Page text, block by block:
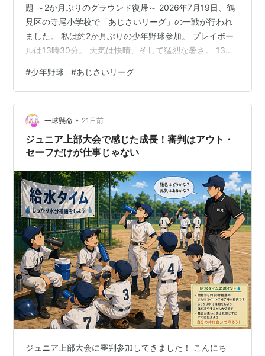
題 ～2か月ぶりのグラウンド復帰～ 2026年7月19日、鶴
見区の寺尾小学校で「あじさいリーグ」の一戦が行われ
ました。 私は約2か月ぶりの少年野球参加。 プレイボー
ルは13時30分。 天気は快晴、そして猛烈な暑さ。 13時
ら審判服は汗でびっしょりでした。 今回の対戦相手は川
崎市多摩区の堰オレンジスターさん。 遠方からお越しい
ただきありがとうございました。 私は二塁審判として参
加させていただきました。 あじさいリーグとは？ あじさ
いリーグは川崎市（多摩区・幸区・中原区など）や横浜
市（鶴見区など）を…
#少年野球 #あじさいリーグ
一球懸命 • 21日前
ジュニア上部大会で感じた成長！審判はアウト・
セーフだけが仕事じゃない
ジュニア上部大会に審判参加してきました！ こんにち